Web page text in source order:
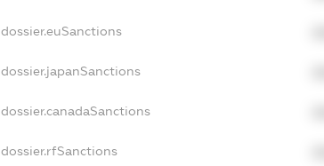
dossier.euSanctions
dossier.japanSanctions
dossier.canadaSanctions
dossier.rfSanctions